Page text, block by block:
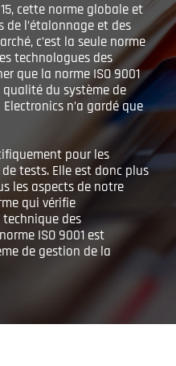
cette norme globale et
de l’étalonnage et des
c’est la seule norme
technologues des
que la norme ISO 9001
du système de
n’a gardé que
pour les
tests. Elle est donc plus
les aspects de notre
qui vérifie
des
ISO 9001 est
de gestion de la